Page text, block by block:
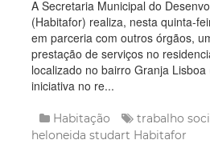
A Secretaria Municipal do
(Habitafor) realiza, nesta quinta-
em parceria com outros órgãos,
prestação de serviços no
localizado no bairro Granja
iniciativa no re...
Habitação trabalho
heloneida studart Habitafor